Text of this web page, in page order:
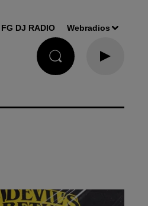
FG DJ RADIO Webradios